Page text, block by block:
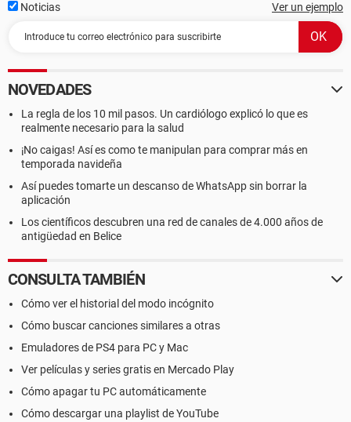
Noticias Ver un ejemplo
NOVEDADES
La regla de los 10 mil pasos. Un cardiólogo explicó lo que es
realmente necesario para la salud
¡No caigas! Así es como te manipulan para comprar más en
temporada navideña
Así puedes tomarte un descanso de WhatsApp sin borrar la
aplicación
Los científicos descubren una red de canales de 4.000 años de
antigüedad en Belice
CONSULTA TAMBIÉN
Cómo ver el historial del modo incógnito
Cómo buscar canciones similares a otras
Emuladores de PS4 para PC y Mac
Ver películas y series gratis en Mercado Play
Cómo apagar tu PC automáticamente
Cómo descargar una playlist de YouTube